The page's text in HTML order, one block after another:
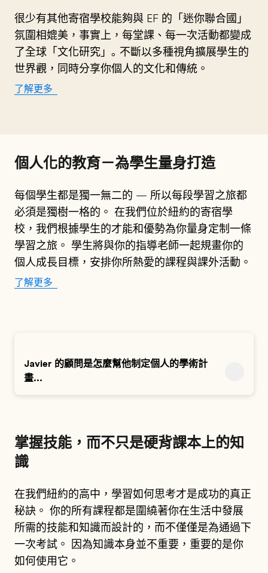
很少有其他寄宿學校能夠與 EF 的「迷你聯合國」
氛圍相媲美，事實上，每堂課、每一次活動都變成
了全球「文化研究」｡ 不斷以多種視角擴展學生的
世界觀，同時分享你個人的文化和傳統。
了解更多
個人化的教育－為學生量身打造
每個學生都是獨一無二的 — 所以每段學習之旅都
必須是獨樹一格的。 在我們位於紐約的寄宿學
校，我們根據學生的才能和優勢為你量身定制一條
學習之旅。 學生將與你的指導老師一起規畫你的
個人成長目標，安排你所熱愛的課程與課外活動。
了解更多
Javier 的顧問是怎麼幫他制定個人的學術計
畫...
掌握技能，而不只是硬背課本上的知
識
在我們紐約的高中，學習如何思考才是成功的真正
秘訣。 你的所有課程都是圍繞著你在生活中發展
所需的技能和知識而設計的，而不僅僅是為通過下
一次考試。 因為知識本身並不重要，重要的是你
如何使用它。